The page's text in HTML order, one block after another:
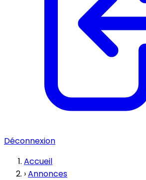
Déconnexion
Accueil
›Annonces